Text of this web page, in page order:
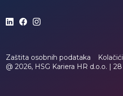
Zaštita osobnih podataka
Kolačići
@ 2026, HSG Kariera HR d.o.o. | 28